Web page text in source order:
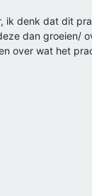
denk dat dit
dan groeien/
over wat het